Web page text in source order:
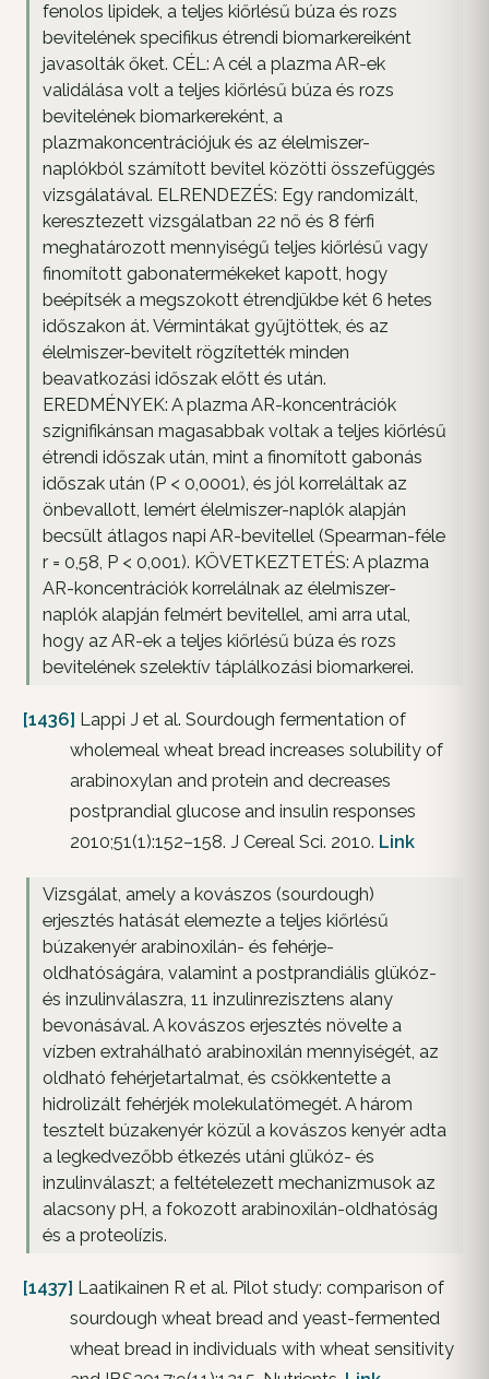
fenolos lipidek, a teljes kiőrlésű búza és rozs
bevitelének specifikus étrendi biomarkereiként
javasolták őket. CÉL: A cél a plazma AR-ek
validálása volt a teljes kiőrlésű búza és rozs
bevitelének biomarkereként, a
plazmakoncentrációjuk és az élelmiszer-
naplókból számított bevitel közötti összefüggés
vizsgálatával. ELRENDEZÉS: Egy randomizált,
keresztezett vizsgálatban 22 nő és 8 férfi
meghatározott mennyiségű teljes kiőrlésű vagy
finomított gabonatermékeket kapott, hogy
beépítsék a megszokott étrendjükbe két 6 hetes
időszakon át. Vérmintákat gyűjtöttek, és az
élelmiszer-bevitelt rögzítették minden
beavatkozási időszak előtt és után.
EREDMÉNYEK: A plazma AR-koncentrációk
szignifikánsan magasabbak voltak a teljes kiőrlésű
étrendi időszak után, mint a finomított gabonás
időszak után (P < 0,0001), és jól korreláltak az
önbevallott, lemért élelmiszer-naplók alapján
becsült átlagos napi AR-bevitellel (Spearman-féle
r = 0,58, P < 0,001). KÖVETKEZTETÉS: A plazma
AR-koncentrációk korrelálnak az élelmiszer-
naplók alapján felmért bevitellel, ami arra utal,
hogy az AR-ek a teljes kiőrlésű búza és rozs
bevitelének szelektív táplálkozási biomarkerei.
[1436] Lappi J et al. Sourdough fermentation of
wholemeal wheat bread increases solubility of
arabinoxylan and protein and decreases
postprandial glucose and insulin responses
2010;51(1):152–158. J Cereal Sci. 2010. Link
Vizsgálat, amely a kovászos (sourdough)
erjesztés hatását elemezte a teljes kiőrlésű
búzakenyér arabinoxilán- és fehérje-
oldhatóságára, valamint a postprandiális glükóz-
és inzulinválaszra, 11 inzulinrezisztens alany
bevonásával. A kovászos erjesztés növelte a
vízben extrahálható arabinoxilán mennyiségét, az
oldható fehérjetartalmat, és csökkentette a
hidrolizált fehérjék molekulatömegét. A három
tesztelt búzakenyér közül a kovászos kenyér adta
a legkedvezőbb étkezés utáni glükóz- és
inzulinválaszt; a feltételezett mechanizmusok az
alacsony pH, a fokozott arabinoxilán-oldhatóság
és a proteolízis.
[1437] Laatikainen R et al. Pilot study: comparison of
sourdough wheat bread and yeast-fermented
wheat bread in individuals with wheat sensitivity